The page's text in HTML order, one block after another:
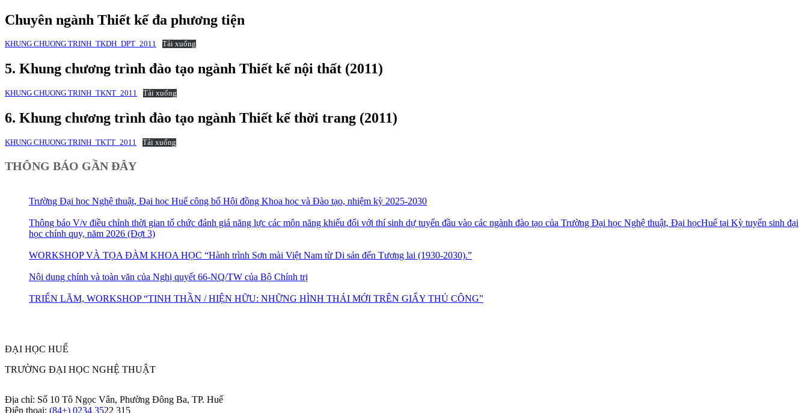
Chuyên ngành Thiết kế đa phương tiện
KHUNG CHUONG TRINH_TKDH_DPT_2011 Tải xuống
5. Khung chương trình đào tạo ngành Thiết kế nội thất (2011)
KHUNG CHUONG TRINH_TKNT_2011 Tải xuống
6. Khung chương trình đào tạo ngành Thiết kế thời trang (2011)
KHUNG CHUONG TRINH_TKTT_2011 Tải xuống
THÔNG BÁO GẦN ĐÂY
Trường Đại học Nghệ thuật, Đại học Huế công bố Hội đồng Khoa học và Đào tạo, nhiệm kỳ 2025-2030
Thông báo V/v điều chỉnh thời gian tổ chức đánh giá năng lực các môn năng khiếu đối với thí sinh dự tuyển đầu vào các ngành đào tạo của Trường Đại học Nghệ thuật, Đại họcHuế tại Kỳ tuyển sinh đại
học chính quy, năm 2026 (Đợt 3)
WORKSHOP VÀ TỌA ĐÀM KHOA HỌC “Hành trình Sơn mài Việt Nam từ Di sản đến Tương lai (1930-2030).”
Nội dung chính và toàn văn của Nghị quyết 66-NQ/TW của Bộ Chính trị
TRIỂN LÃM, WORKSHOP “TINH THẦN / HIỆN HỮU: NHỮNG HÌNH THÁI MỚI TRÊN GIẤY THỦ CÔNG”
ĐẠI HỌC HUẾ
TRƯỜNG ĐẠI HỌC NGHỆ THUẬT
Địa chỉ: Số 10 Tô Ngọc Vân, Phường Đông Ba, TP. Huế
Điện thoại: (84+) 0234 3522 315